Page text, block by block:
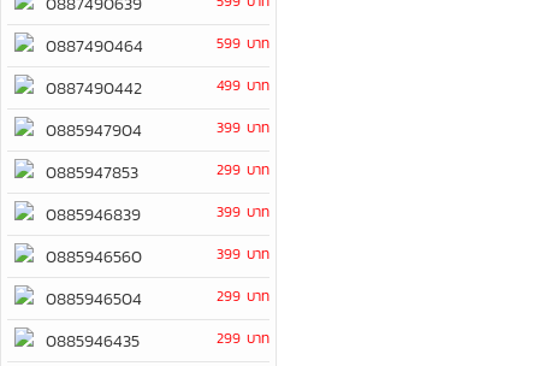
0887490464 599 บาท
0887490442 499 บาท
0885947904 399 บาท
0885947853 299 บาท
0885946839 399 บาท
0885946560 399 บาท
0885946504 299 บาท
0885946435 299 บาท